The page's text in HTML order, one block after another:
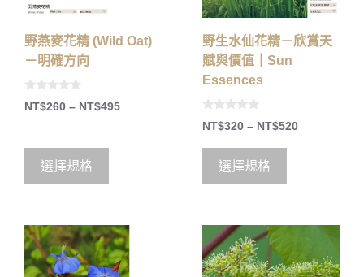
野燕麥花精 (Wild Oat)
－明確方向
0
oNT$260 – NT$495
選擇規格
野生水仙花精－欣賞天
賦與價值｜Sun
Essences
0
o
5
NT$320 – NT$520
選擇規格